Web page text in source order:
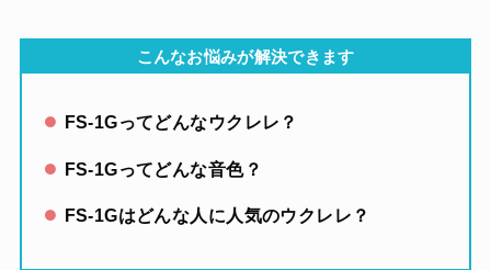
こんなお悩みが解決できます
FS-1Gってどんなウクレレ？
FS-1Gってどんな音色？
FS-1Gはどんな人に人気のウクレレ？